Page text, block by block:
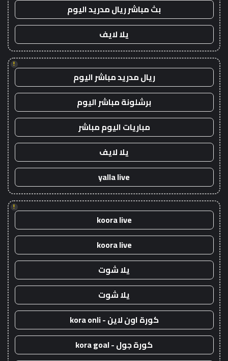
بث مباشر ريال مدريد اليوم
يلا لايف
!
ريال مدريد مباشر اليوم
برشلونة مباشر اليوم
مباريات اليوم مباشر
يلا لايف
yalla live
!
koora live
koora live
يلا شوت
يلا شوت
كورة اون لاين - kora onli
كورة جول - kora goal